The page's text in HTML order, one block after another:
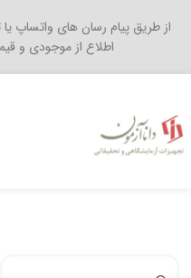
اطلاع از موجودی و